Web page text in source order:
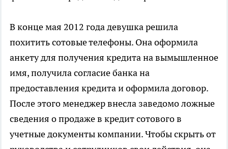
В конце мая 2012 года девушка решила
похитить сотовые телефоны. Она оформила
анкету для получения кредита на вымышленное
имя, получила согласие банка на
предоставления кредита и оформила договор.
После этого менеджер внесла заведомо ложные
сведения о продаже в кредит сотового в
учетные документы компании. Чтобы скрыть от